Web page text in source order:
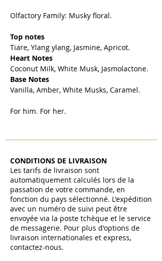
Olfactory Family: Musky floral.
Top notes
Tiare, Ylang ylang, Jasmine, Apricot.
Heart Notes
Coconut Milk, White Musk, Jasmolactone.
Base Notes
Vanilla, Amber, White Musks, Caramel.
For him. For her.
CONDITIONS DE LIVRAISON
Les tarifs de livraison sont
automatiquement calculés lors de la
passation de votre commande, en
fonction du pays sélectionné. L'expédition
avec un numéro de suivi peut être
envoyée via la poste tchèque et le service
de messagerie. Pour plus d'options de
livraison internationales et express,
contactez-nous.